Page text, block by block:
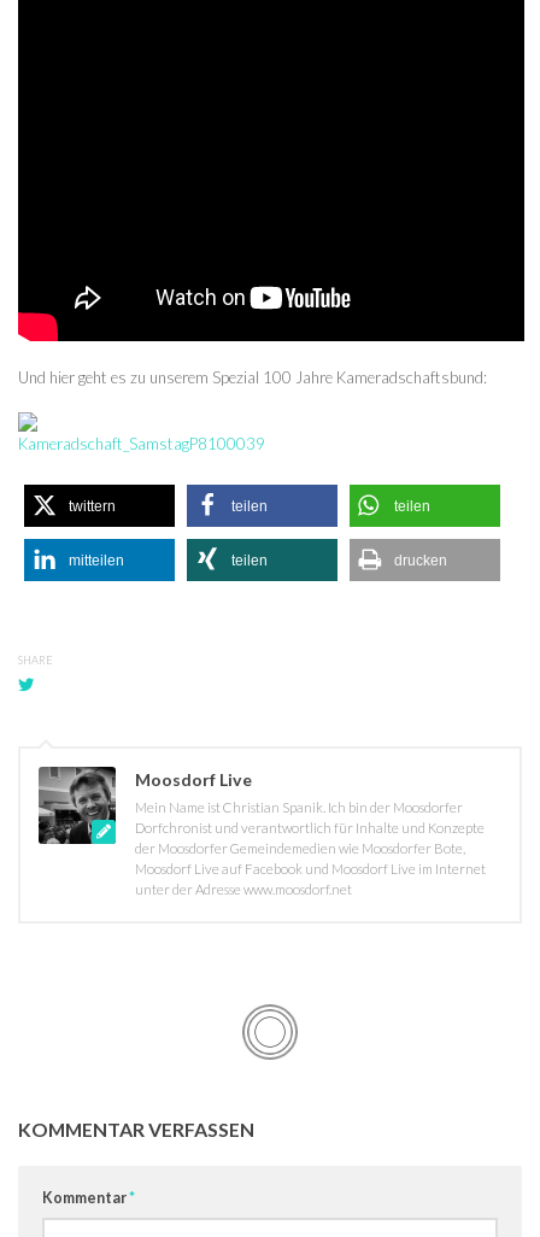
Und hier geht es zu unserem Spezial 100 Jahre Kameradschaftsbund:
twittern teilen teilen
mitteilen teilen drucken
SHARE
Moosdorf Live
Mein Name ist Christian Spanik. Ich bin der Moosdorfer
Dorfchronist und verantwortlich für Inhalte und Konzepte
der Moosdorfer Gemeindemedien wie Moosdorfer Bote,
Moosdorf Live auf Facebook und Moosdorf Live im Internet
unter der Adresse www.moosdorf.net
KOMMENTAR VERFASSEN
Kommentar*